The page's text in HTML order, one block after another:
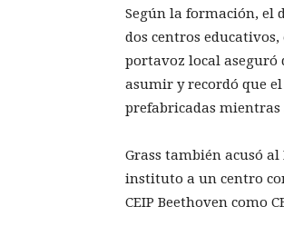
Según la formación, el
dos centros educativos,
portavoz local aseguró
asumir y recordó que
prefabricadas mientras
Grass también acusó
instituto a un centro
CEIP Beethoven como